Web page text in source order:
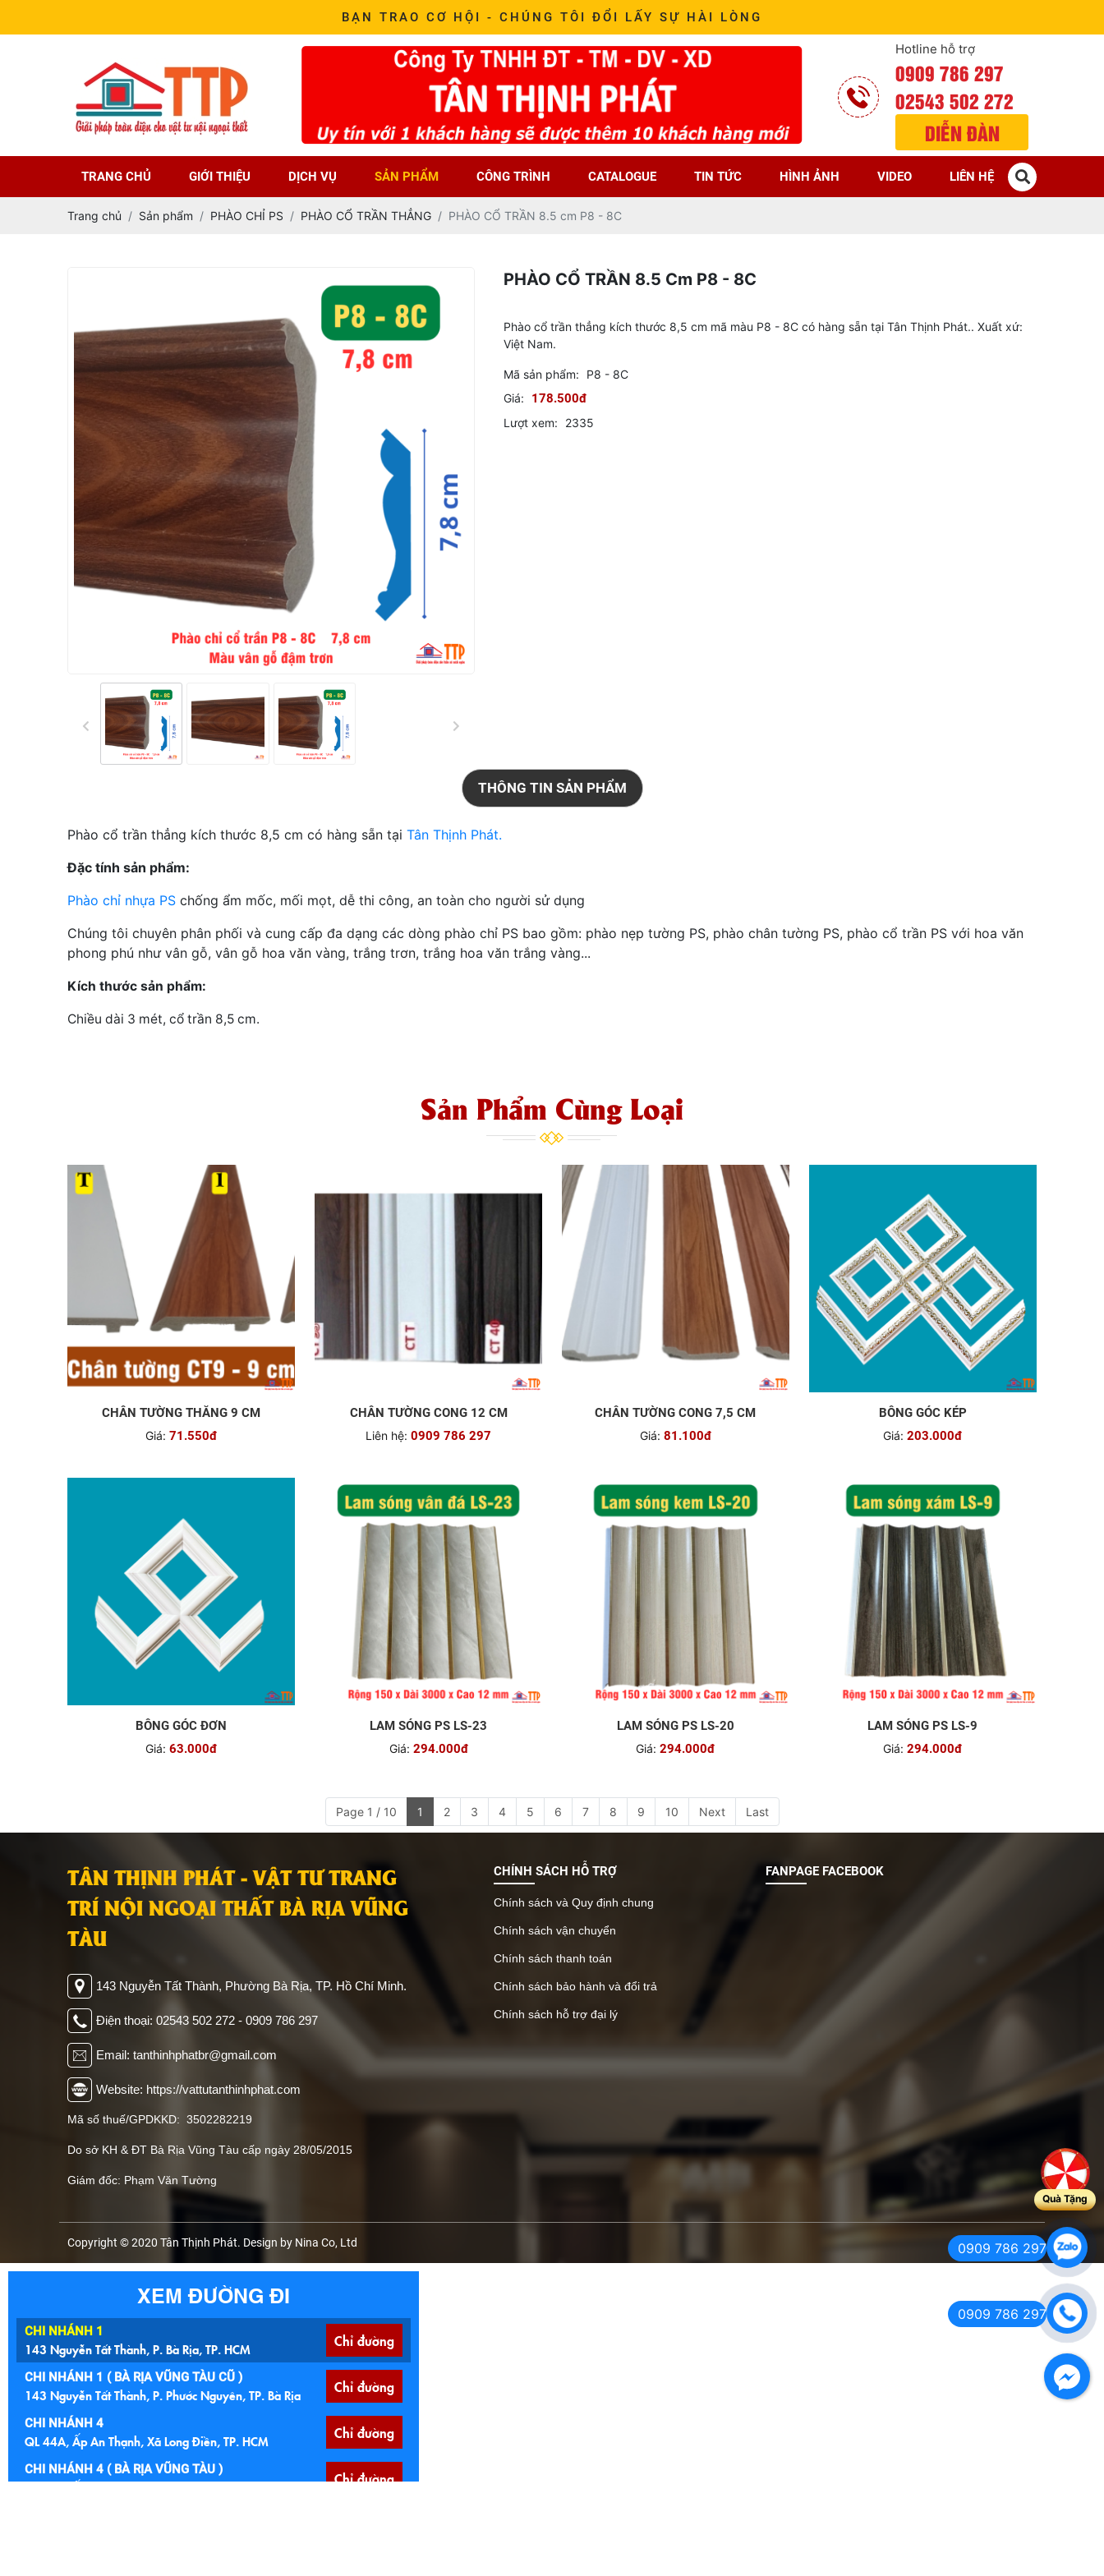
BẠN TRAO CƠ HỘI - CHÚNG TÔI ĐỔI LẤY SỰ HÀI LÒNG
Hotline hỗ trợ
0909 786 297
02543 502 272
DIỄN ĐÀN
TRANG CHỦ GIỚI THIỆU DỊCH VỤ SẢN PHẨM CÔNG TRÌNH CATALOGUE TIN TỨC HÌNH ẢNH VIDEO LIÊN HỆ
Trang chủ Sản phẩm PHÀO CHỈ PS PHÀO CỔ TRẦN THẲNG PHÀO CỔ TRẦN 8.5 cm P8 - 8C
PHÀO CỔ TRẦN 8.5 Cm P8 - 8C
Phào cổ trần thẳng kích thước 8,5 cm mã màu P8 - 8C có hàng sẵn tại Tân Thịnh Phát.. Xuất xứ:
Việt Nam.
Mã sản phẩm:
P8 - 8C
Giá:
178.500đ
Lượt xem: 2335
THÔNG TIN SẢN PHẨM
Phào cổ trần thẳng kích thước 8,5 cm có hàng sẵn tại Tân Thịnh Phát.
Đặc tính sản phẩm:
Phào chỉ nhựa PS chống ẩm mốc, mối mọt, dễ thi công, an toàn cho người sử dụng
Chúng tôi chuyên phân phối và cung cấp đa dạng các dòng phào chỉ PS bao gồm: phào nẹp tường PS, phào chân tường PS, phào cổ trần PS với hoa văn
phong phú như vân gỗ, vân gỗ hoa văn vàng, trắng trơn, trắng hoa văn trắng vàng...
Kích thước sản phẩm:
Chiều dài 3 mét, cổ trần 8,5 cm.
Sản Phẩm Cùng Loại
CHÂN TƯỜNG THẲNG 9 CM
Giá: 71.550đ
CHÂN TƯỜNG CONG 12 CM
Liên hệ: 0909 786 297
CHÂN TƯỜNG CONG 7,5 CM
Giá: 81.100đ
BÔNG GÓC KÉP
Giá: 203.000đ
BÔNG GÓC ĐƠN
Giá: 63.000đ
LAM SÓNG PS LS-23
Giá: 294.000đ
LAM SÓNG PS LS-20
Giá: 294.000đ
LAM SÓNG PS LS-9
Giá: 294.000đ
Page 1 / 10 1 2 3 4 5 6 7 8 9 10 Next Last
TÂN THỊNH PHÁT - VẬT TƯ TRANG
TRÍ NỘI NGOẠI THẤT BÀ RỊA VŨNG
TÀU
143 Nguyễn Tất Thành, Phường Bà Rịa, TP. Hồ Chí Minh.
Điện thoại: 02543 502 272 - 0909 786 297
Email: tanthinhphatbr@gmail.com
Website: https://vattutanthinhphat.com
Mã số thuế/GPDKKD: 3502282219
Do sở KH & ĐT Bà Rịa Vũng Tàu cấp ngày 28/05/2015
Giám đốc: Phạm Văn Tường
CHÍNH SÁCH HỖ TRỢ
Chính sách và Quy định chung
Chính sách vận chuyển
Chính sách thanh toán
Chính sách bảo hành và đổi trả
Chính sách hỗ trợ đại lý
FANPAGE FACEBOOK
Copyright © 2020 Tân Thịnh Phát. Design by Nina Co, Ltd
XEM ĐƯỜNG ĐI
CHI NHÁNH 1
143 Nguyễn Tất Thành, P. Bà Rịa, TP. HCM Chỉ đường
CHI NHÁNH 1 ( BÀ RỊA VŨNG TÀU CŨ )
143 Nguyễn Tất Thành, P. Phước Nguyên, TP. Bà Rịa Chỉ đường
CHI NHÁNH 4
QL 44A, Ấp An Thạnh, Xã Long Điền, TP. HCM Chỉ đường
CHI NHÁNH 4 ( BÀ RỊA VŨNG TÀU )
QL 44A, Ấp An Thạnh, Xã An Ngãi, Huyện Long Điền Chỉ đường
Quà Tặng
0909 786 297
0909 786 297